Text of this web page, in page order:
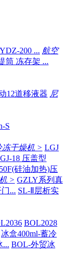
200 ... 航空
筒 冻存架 ...
12道移液器 尼
S
冻干燥机 > LGJ
18 压盖型
硅油加热)压
> GZLY系列真
... SL-Ⅱ层析实
BOL2028
冰盒400ml-蓄冷
... BOL-外贸冰